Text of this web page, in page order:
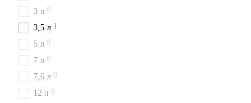
3 л 0
3,5 л 1
5 л 0
7 л 0
7,6 л 0
12 л 0